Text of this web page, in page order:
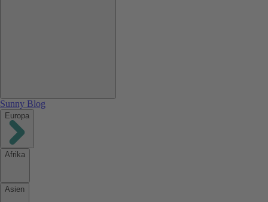
Sunny Blog
Europa
Afrika
Asien